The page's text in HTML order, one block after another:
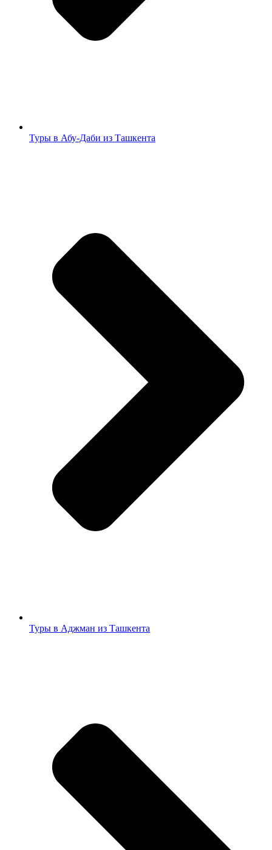
Туры в Абу-Даби из Ташкента
Туры в Аджман из Ташкента